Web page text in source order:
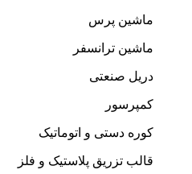
ماشین پرس
ماشین ترانسفر
دریل صنعتی
کمپرسور
کوره دستی و اتوماتیک
قالب تزریق پلاستیک و فلز